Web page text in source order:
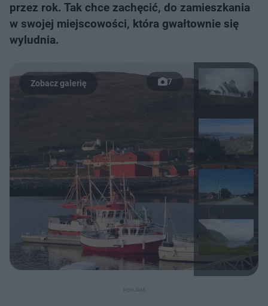
przez rok. Tak chce zachęcić, do zamieszkania
w swojej miejscowości, która gwałtownie się
wyludnia.
7